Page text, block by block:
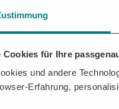
Cookies für Ihre
und andere
Erfahrung,